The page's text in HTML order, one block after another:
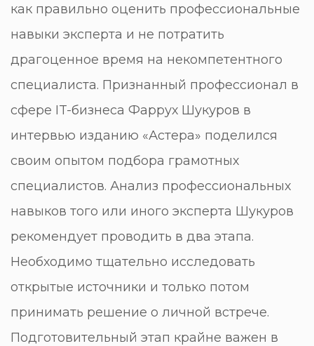
как правильно оценить профессиональные
навыки эксперта и не потратить
драгоценное время на некомпетентного
специалиста. Признанный профессионал в
сфере IT-бизнеса Фаррух Шукуров в
интервью изданию «Астера» поделился
своим опытом подбора грамотных
специалистов. Анализ профессиональных
навыков того или иного эксперта Шукуров
рекомендует проводить в два этапа.
Необходимо тщательно исследовать
открытые источники и только потом
принимать решение о личной встрече.
Подготовительный этап крайне важен в